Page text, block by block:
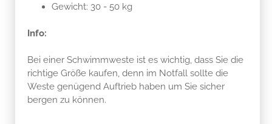
Gewicht: 30 - 50 kg
Info:
Bei einer Schwimmweste ist es wichtig, dass Sie die
richtige Größe kaufen, denn im Notfall sollte die
Weste genügend Auftrieb haben um Sie sicher
bergen zu können.